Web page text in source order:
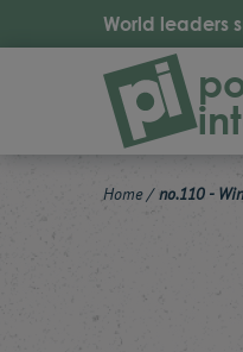
World leaders
Home / no.110 -